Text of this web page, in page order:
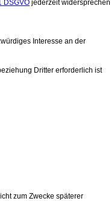
DSGVO jederzeit widersprechen
Interesse an der
Dritter erforderlich ist
zum Zwecke späterer